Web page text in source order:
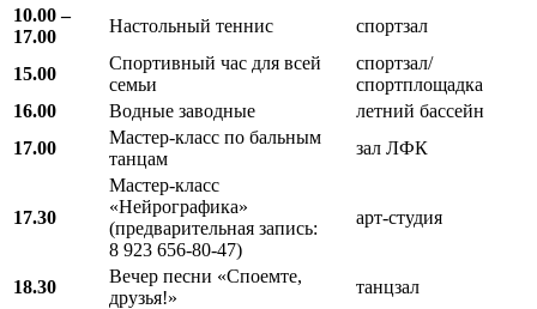
10.00 –
17.00
Настольный теннис спортзал
15.00
Спортивный час для всей
семьи
спортзал/
спортплощадка
16.00
Водные заводные
летний бассейн
17.00
Мастер-класс по бальным
танцам
зал ЛФК
17.30
Мастер-класс
«Нейрографика»
(предварительная запись:
8 923 656-80-47)
арт-студия
18.30
Вечер песни «Споемте,
друзья!»
танцзал